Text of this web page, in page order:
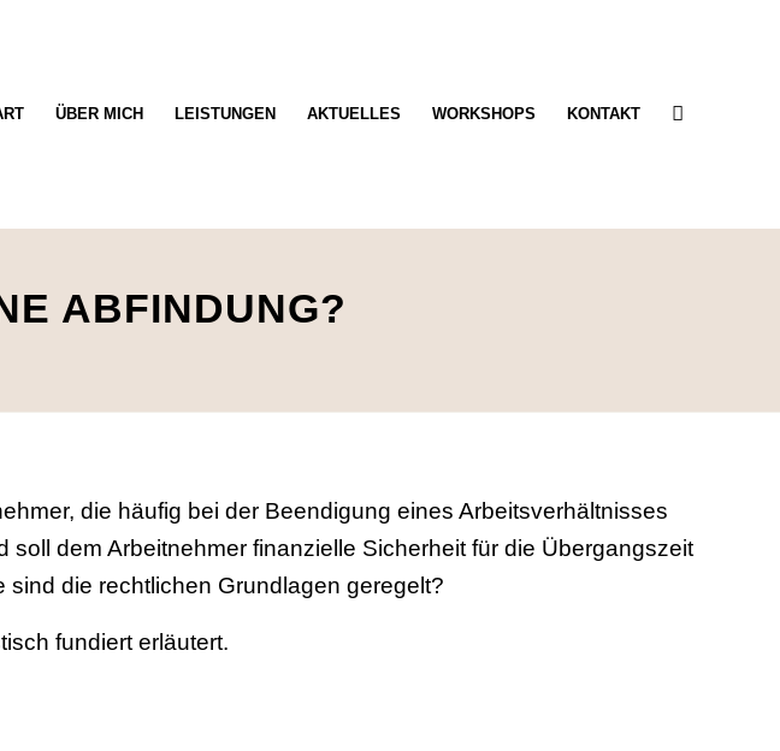
ÜBER MICH LEISTUNGEN AKTUELLES WORKSHOPS KONTAKT
ABFINDUNG?
die häufig bei der Beendigung eines Arbeitsverhältnisses
dem Arbeitnehmer finanzielle Sicherheit für die Übergangszeit
sind die rechtlichen Grundlagen geregelt?
fundiert erläutert.